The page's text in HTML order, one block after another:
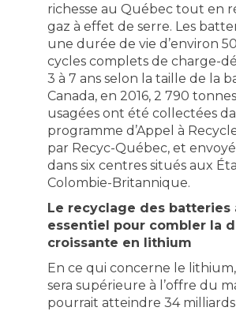
richesse au Québec tout en
gaz à effet de serre. Les
une durée de vie d’environ
cycles complets de charge-
3 à 7 ans selon la taille de la
Canada, en 2016, 2 790
usagées ont été collectées
programme d’Appel à
par Recyc-Québec, et
dans six centres situés aux
Colombie-Britannique.
Le recyclage des
essentiel pour combler la
croissante en lithium
En ce qui concerne le
sera supérieure à l’offre du
pourrait atteindre 34